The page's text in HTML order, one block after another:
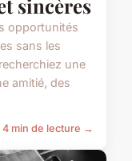
sincères
opportunités
sans les
une
amitié, des
4 min de lecture →